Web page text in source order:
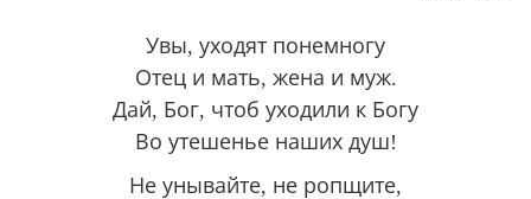
Увы, уходят понемногу
Отец и мать, жена и муж.
Дай, Бог, чтоб уходили к Богу
Во утешенье наших душ!
Не унывайте, не ропщите,